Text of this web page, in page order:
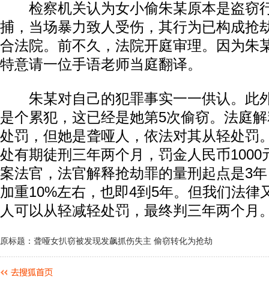
检察机关认为女小偷朱某原本是盗窃
捕，当场暴力致人受伤，其行为已构成抢
合法院。前不久，法院开庭审理。因为朱
特意请一位手语老师当庭翻译。
朱某对自己的犯罪事实一一供认。此
是个累犯，这已经是她第5次偷窃。法庭
处罚，但她是聋哑人，依法对其从轻处罚
处有期徒刑三年两个月，罚金人民币1000
案法官，法官解释抢劫罪的量刑起点是3
加重10%左右，也即4到5年。但我们法律
人可以从轻减轻处罚，最终判三年两个月
原标题：聋哑女扒窃被发现发飙抓伤失主 偷窃转化为抢劫